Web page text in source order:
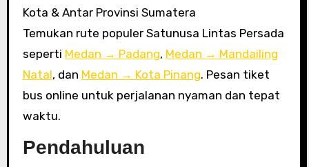
Kota & Antar Provinsi Sumatera
Temukan rute populer Satunusa Lintas Persada
seperti Medan → Padang, Medan → Mandailing
Natal, dan Medan → Kota Pinang. Pesan tiket
bus online untuk perjalanan nyaman dan tepat
waktu.
Pendahuluan